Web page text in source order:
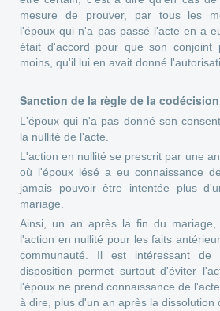
mesure de prouver, par tous les
l'époux qui n'a pas passé l'acte en a
était d'accord pour que son conjoint
moins, qu'il lui en avait donné
Sanction de la règle de la
L'époux qui n'a pas donné son
la nullité de l'acte.
L'action en nullité se prescrit par une
où l'époux lésé a eu connaissance
jamais pouvoir être intentée plus
mariage.
Ainsi, un an après la fin du mariage,
l'action en nullité pour les faits
communauté. Il est intéressant de
disposition permet surtout d'éviter
l'époux ne prend connaissance de
à dire, plus d'un an après la dissolution